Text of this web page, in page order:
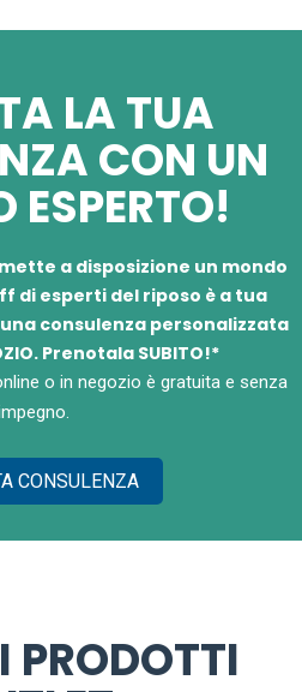
LA TUA
CON UN
ESPERTO!
a disposizione un mondo
di esperti del riposo è a tua
consulenza personalizzata
Prenotala SUBITO!*
o in negozio è gratuita e senza
CONSULENZA
PRODOTTI